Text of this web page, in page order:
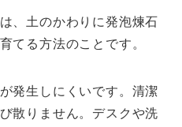
、土のかわりに発泡煉石
てる方法のことです。
発生しにくいです。清潔
散りません。デスクや洗